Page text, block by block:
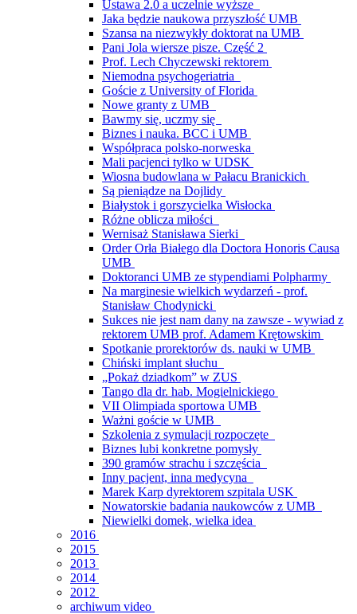
Ustawa 2.0 a uczelnie wyższe
Jaka będzie naukowa przyszłość UMB
Szansa na niezwykły doktorat na UMB
Pani Jola wiersze pisze. Część 2
Prof. Lech Chyczewski rektorem
Niemodna psychogeriatria
Goście z University of Florida
Nowe granty z UMB
Bawmy się, uczmy się
Biznes i nauka. BCC i UMB
Współpraca polsko-norweska
Mali pacjenci tylko w UDSK
Wiosna budowlana w Pałacu Branickich
Są pieniądze na Dojlidy
Białystok i gorszycielka Wisłocka
Różne oblicza miłości
Wernisaż Stanisława Sierki
Order Orła Białego dla Doctora Honoris Causa
UMB
Doktoranci UMB ze stypendiami Polpharmy
Na marginesie wielkich wydarzeń - prof.
Stanisław Chodynicki
Sukces nie jest nam dany na zawsze - wywiad z
rektorem UMB prof. Adamem Krętowskim
Spotkanie prorektorów ds. nauki w UMB
Chiński implant słuchu
„Pokaż dziadkom” w ZUS
Tango dla dr. hab. Mogielnickiego
VII Olimpiada sportowa UMB
Ważni goście w UMB
Szkolenia z symulacji rozpoczęte
Biznes lubi konkretne pomysły
390 gramów strachu i szczęścia
Inny pacjent, inna medycyna
Marek Karp dyrektorem szpitala USK
Nowatorskie badania naukowców z UMB
Niewielki domek, wielka idea
2016
2015
2013
2014
2012
archiwum video